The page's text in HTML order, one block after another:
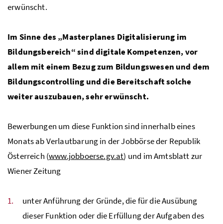
erwünscht.
Im Sinne des „Masterplanes Digitalisierung im
Bildungsbereich“ sind digitale Kompetenzen, vor
allem mit einem Bezug zum Bildungswesen und dem
Bildungscontrolling und die Bereitschaft solche
weiter auszubauen, sehr erwünscht.
Bewerbungen um diese Funktion sind innerhalb eines
Monats ab Verlautbarung in der Jobbörse der Republik
Österreich (www.jobboerse.gv.at) und im Amtsblatt zur
Wiener Zeitung
unter Anführung der Gründe, die für die Ausübung
dieser Funktion oder die Erfüllung der Aufgaben des